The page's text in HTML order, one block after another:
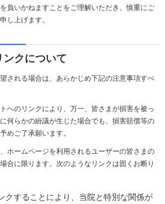
負いかねますことをご理解いただき、慎重にご
し上げます。
ンクについて
される場合は、あらかじめ下記の注意事項すべ
へのリンクにより、万一、皆さまが損害を被っ
何らかの紛議が生じた場合でも、損害賠償等の
めご了承願います。
ホームページを利用されるユーザーの皆さまの
合に限ります。次のようなリンクは固くお断り
クすることにより、当院と特別な関係が